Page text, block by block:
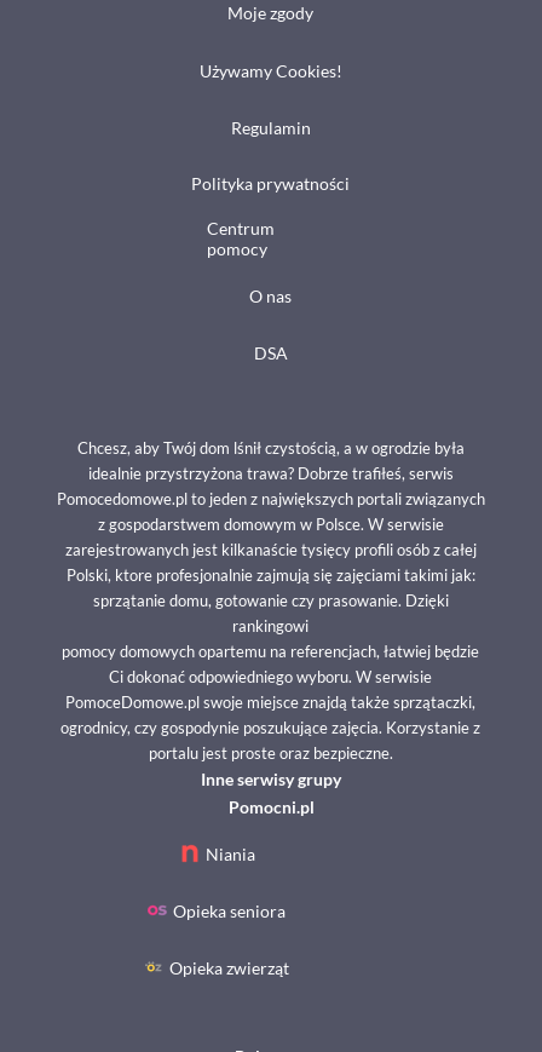
Moje zgody
Używamy Cookies!
Regulamin
Polityka prywatności
Centrum
pomocy
O nas
DSA
Chcesz, aby Twój dom lśnił czystością, a w ogrodzie była
idealnie przystrzyżona trawa? Dobrze trafiłeś, serwis
Pomocedomowe.pl to jeden z największych portali związanych
z gospodarstwem domowym w Polsce. W serwisie
zarejestrowanych jest kilkanaście tysięcy profili osób z całej
Polski, ktore profesjonalnie zajmują się zajęciami takimi jak:
sprzątanie domu, gotowanie czy prasowanie. Dzięki
rankingowi
pomocy domowych opartemu na referencjach, łatwiej będzie
Ci dokonać odpowiedniego wyboru. W serwisie
PomoceDomowe.pl swoje miejsce znajdą także sprzątaczki,
ogrodnicy, czy gospodynie poszukujące zajęcia. Korzystanie z
portalu jest proste oraz bezpieczne.
Niania
Opieka seniora
Opieka zwierząt
Inne serwisy grupy
Pomocni.pl